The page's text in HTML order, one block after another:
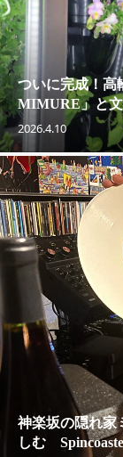
ついに完成！高
MIMURE」と
2026.4.10
神楽坂の隠れ家
しむ